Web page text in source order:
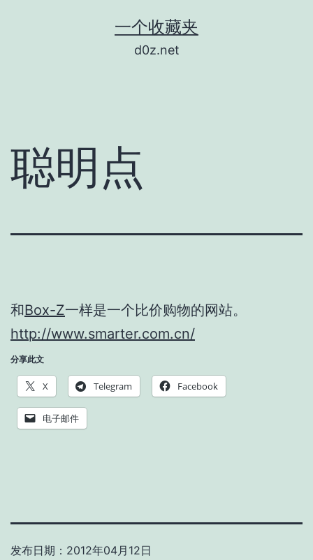
一个收藏夹
d0z.net
聪明点
和Box-Z一样是一个比价购物的网站。
http://www.smarter.com.cn/
分享此文
X Telegram Facebook
电子邮件
发布日期： 2012年04月12日